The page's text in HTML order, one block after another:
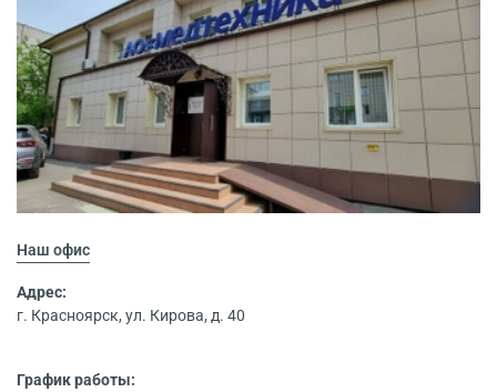
Наш офис
Адрес:
г. Красноярск, ул. Кирова, д. 40
График работы: